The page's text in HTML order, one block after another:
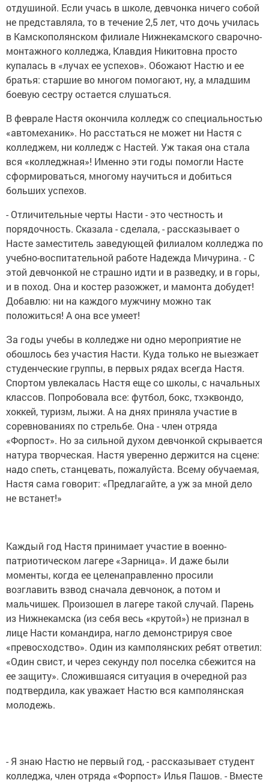
отдушиной. Если учась в школе, девчонка ничего собой
не представляла, то в течение 2,5 лет, что дочь училась
в Камскополянском филиале Нижнекамского сварочно-
монтажного колледжа, Клавдия Никитовна просто
купалась в «лучах ее успехов». Обожают Настю и ее
братья: старшие во многом помогают, ну, а младшим
боевую сестру остается слушаться.
В феврале Настя окончила колледж со специальностью
«автомеханик». Но расстаться не может ни Настя с
колледжем, ни колледж с Настей. Уж такая она стала
вся «колледжная»! Именно эти годы помогли Насте
сформироваться, многому научиться и добиться
больших успехов.
- Отличительные черты Насти - это честность и
порядочность. Сказала - сделала, - рассказывает о
Насте заместитель заведующей филиалом колледжа по
учебно-воспитательной работе Надежда Мичурина. - С
этой девчонкой не страшно идти и в разведку, и в горы,
и в поход. Она и костер разожжет, и мамонта добудет!
Добавлю: ни на каждого мужчину можно так
положиться! А она все умеет!
За годы учебы в колледже ни одно мероприятие не
обошлось без участия Насти. Куда только не выезжает
студенческие группы, в первых рядах всегда Настя.
Спортом увлекалась Настя еще со школы, с начальных
классов. Попробовала все: футбол, бокс, тхэквондо,
хоккей, туризм, лыжи. А на днях приняла участие в
соревнованиях по стрельбе. Она - член отряда
«Форпост». Но за сильной духом девчонкой скрывается
натура творческая. Настя уверенно держится на сцене:
надо спеть, станцевать, пожалуйста. Всему обучаемая,
Настя сама говорит: «Предлагайте, а уж за мной дело
не встанет!»
Каждый год Настя принимает участие в военно-
патриотическом лагере «Зарница». И даже были
моменты, когда ее целенаправленно просили
возглавить взвод сначала девчонок, а потом и
мальчишек. Произошел в лагере такой случай. Парень
из Нижнекамска (из себя весь «крутой») не признал в
лице Насти командира, нагло демонстрируя свое
«превосходство». Один из камполянских ребят ответил:
«Один свист, и через секунду пол поселка сбежится на
ее защиту». Сложившаяся ситуация в очередной раз
подтвердила, как уважает Настю вся камполянская
молодежь.
- Я знаю Настю не первый год, - рассказывает студент
колледжа, член отряда «Форпост» Илья Пашов. - Вместе